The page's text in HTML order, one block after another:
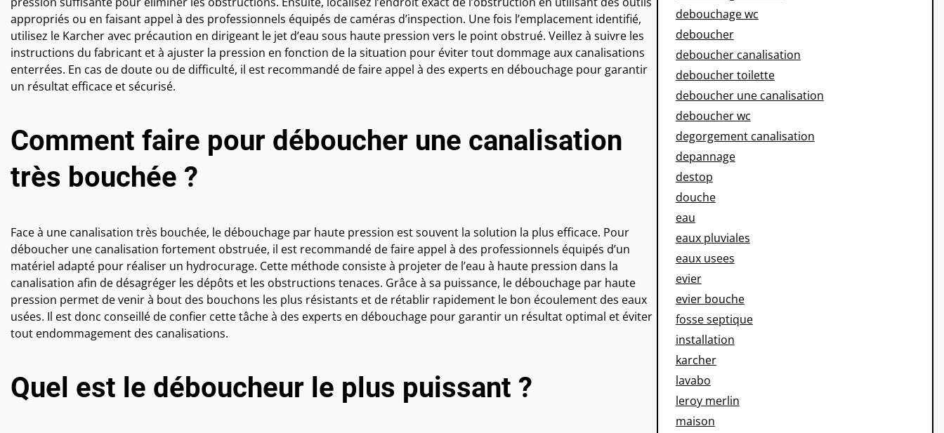
appropriés ou en faisant appel à des professionnels équipés de caméras d’inspection. Une fois l’emplacement identifié,
utilisez le Karcher avec précaution en dirigeant le jet d’eau sous haute pression vers le point obstrué. Veillez à suivre les
instructions du fabricant et à ajuster la pression en fonction de la situation pour éviter tout dommage aux canalisations
enterrées. En cas de doute ou de difficulté, il est recommandé de faire appel à des experts en débouchage pour garantir
un résultat efficace et sécurisé.
Comment faire pour déboucher une canalisation
très bouchée ?
Face à une canalisation très bouchée, le débouchage par haute pression est souvent la solution la plus efficace. Pour
déboucher une canalisation fortement obstruée, il est recommandé de faire appel à des professionnels équipés d’un
matériel adapté pour réaliser un hydrocurage. Cette méthode consiste à projeter de l’eau à haute pression dans la
canalisation afin de désagréger les dépôts et les obstructions tenaces. Grâce à sa puissance, le débouchage par haute
pression permet de venir à bout des bouchons les plus résistants et de rétablir rapidement le bon écoulement des eaux
usées. Il est donc conseillé de confier cette tâche à des experts en débouchage pour garantir un résultat optimal et éviter
tout endommagement des canalisations.
Quel est le déboucheur le plus puissant ?
debouchage wc
deboucher
deboucher canalisation
deboucher toilette
deboucher une canalisation
deboucher wc
degorgement canalisation
depannage
destop
douche
eau
eaux pluviales
eaux usees
evier
evier bouche
fosse septique
installation
karcher
lavabo
leroy merlin
maison